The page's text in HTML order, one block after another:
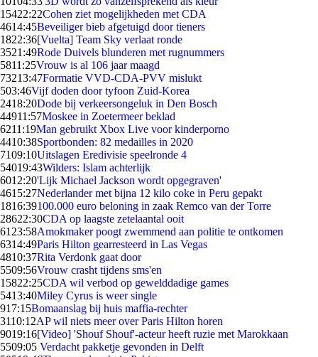
15422:22Cohen ziet mogelijkheden met CDA
4614:45Beveiliger bieb afgetuigd door tieners
1822:36[Vuelta] Team Sky verlaat ronde
3521:49Rode Duivels blunderen met rugnummers
5811:25Vrouw is al 106 jaar maagd
73213:47Formatie VVD-CDA-PVV mislukt
503:46Vijf doden door tyfoon Zuid-Korea
2418:20Dode bij verkeersongeluk in Den Bosch
44911:57Moskee in Zoetermeer beklad
6211:19Man gebruikt Xbox Live voor kinderporno
4410:38Sportbonden: 82 medailles in 2020
7109:10Uitslagen Eredivisie speelronde 4
54019:43Wilders: Islam achterlijk
6012:20'Lijk Michael Jackson wordt opgegraven'
4615:27Nederlander met bijna 12 kilo coke in Peru gepakt
1816:39100.000 euro beloning in zaak Remco van der Torre
28622:30CDA op laagste zetelaantal ooit
61 23:58Amokmaker poogt zwemmend aan politie te ontkomen
6314:49Paris Hilton gearresteerd in Las Vegas
4810:37Rita Verdonk gaat door
5509:56Vrouw crasht tijdens sms'en
15822:25CDA wil verbod op gewelddadige games
5413:40Miley Cyrus is weer single
917:15Bomaanslag bij huis maffia-rechter
3110:12AP wil niets meer over Paris Hilton horen
9019:16[Video] 'Shouf Shouf'-acteur heeft ruzie met Marokkaan
5509:05 Verdacht pakketje gevonden in Delft